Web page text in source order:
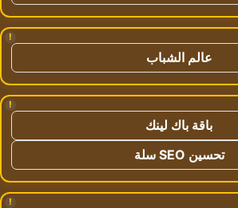
!
عالم الشباب
!
باقة باك لينك
تحسين SEO سلة
!